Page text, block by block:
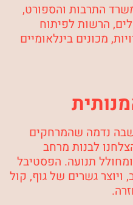
התרבות והספורט,
הרשות לפיתוח
מכונים בינלאומיים
נדמה שהמרחקים
לבנות מרחב
תנועה. הפסטיבל
גשרים של גוף, קול